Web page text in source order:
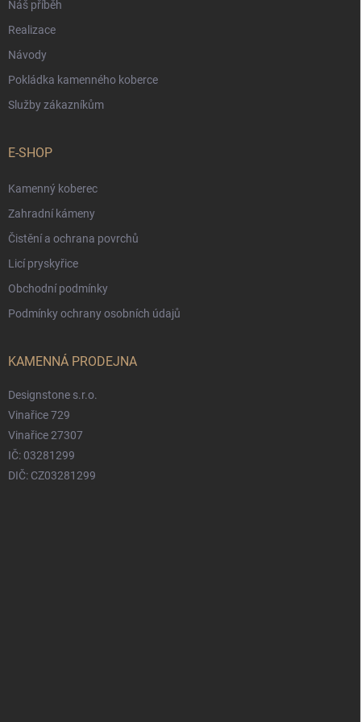
Náš příběh
Realizace
Návody
Pokládka kamenného koberce
Služby zákazníkům
E-SHOP
Kamenný koberec
Zahradní kámeny
Čistění a ochrana povrchů
Licí pryskyřice
Obchodní podmínky
Podmínky ochrany osobních údajů
KAMENNÁ PRODEJNA
Designstone s.r.o.
Vinařice 729
Vinařice 27307
IČ: 03281299
DIČ: CZ03281299